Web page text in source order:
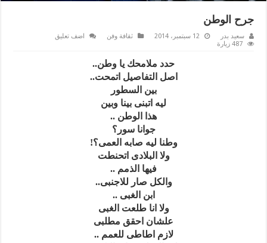
جرح الوطن
سعيد بدر 12 سبتمبر، 2014 ثقافة وفن
اضف تعليق
487 زيارة
حدد ملامحك يا وطن..
اصل التفاصيل اتمحت..
بين السطور
ليه اتبنى بينا وبين
هذا الوطن ..
جوانا سور؟
وطنا ليه صابه العمى؟!
ولا البلادى اتحنطت
فيها الذمم ..
والكل صار للاجنبى..
ابن الغبى ..
ولا انا طلعت الغبى
علشان احقق مطلبى
لازم اطاطى للعمم ..